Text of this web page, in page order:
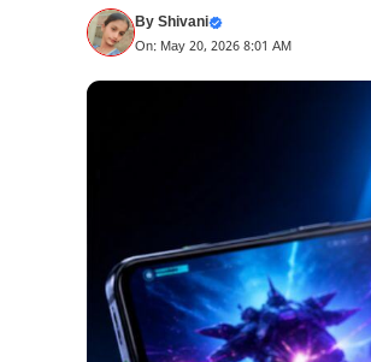
ByShivani
On: May 20, 2026 8:01 AM